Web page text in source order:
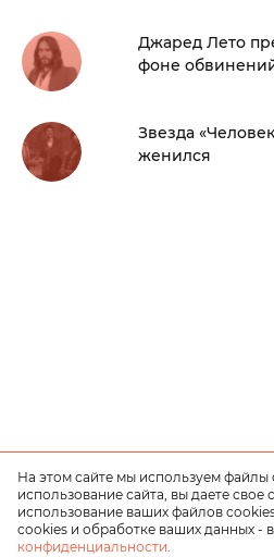
Джаред Лето
фоне
Звезда
женился
На этом сайте мы используем
использование сайта, вы даете свое
использование ваших файлов
cookies и обработке ваших данных - в
конфиденциальности.